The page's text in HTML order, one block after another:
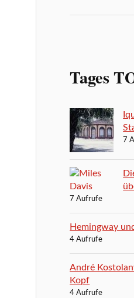
Tages
7
7 Aufrufe
Hemingway
4 Aufrufe
André
Kopf
4 Aufrufe